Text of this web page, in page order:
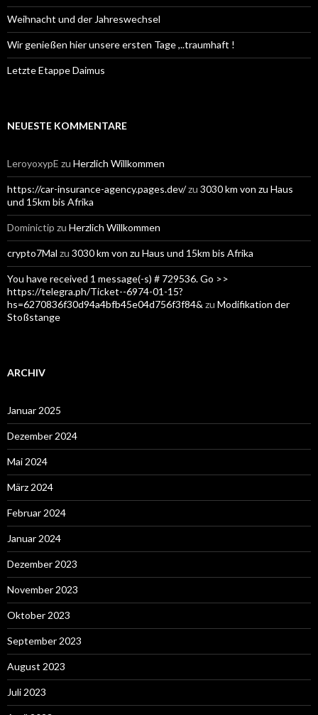
Weihnacht und der Jahreswechsel
Wir genießen hier unsere ersten Tage ,..traumhaft !
Letzte Etappe Daimus
NEUESTE KOMMENTARE
LeroyoxypE zu Herzlich Willkommen
https://car-insurance-agency.pages.dev/zu 3030 km von zu Haus
und 15km bis Afrika
Dominictip zu Herzlich Willkommen
crypto7Mal zu 3030 km von zu Haus und 15km bis Afrika
You have received 1 message(-s) # 729536. Go >>
https://telegra.ph/Ticket--6974-01-15?
hs=6270836f30d94a4bfb45e04d756f3f84& zu Modifikation der
Stoßstange
ARCHIV
Januar 2025
Dezember 2024
Mai 2024
März 2024
Februar 2024
Januar 2024
Dezember 2023
November 2023
Oktober 2023
September 2023
August 2023
Juli 2023